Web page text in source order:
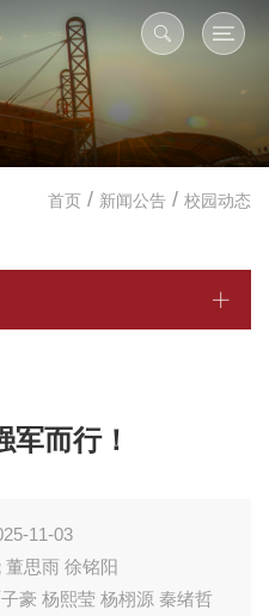
首页 / 新闻公告 / 校园动态
军而行！
11-03
思雨 徐铭阳
豪 杨熙莹 杨栩源 秦绪哲